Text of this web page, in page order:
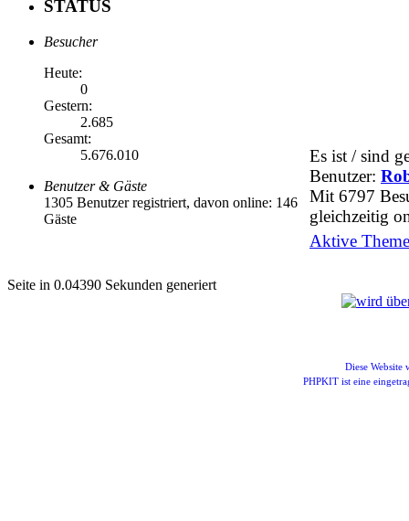
STATUS
Besucher
Heute:
0
Gestern:
2.685
Gesamt:
5.676.010
Benutzer & Gäste
1305 Benutzer registriert, davon online: 146
Gäste
Es ist / sind
Benutzer:
Mit 6797
gleichzeitig
Aktive
Seite in 0.04390 Sekunden generiert
Diese Website
PHPKIT ist eine